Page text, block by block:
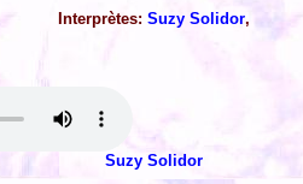
Interprètes:Suzy Solidor,
Suzy Solidor